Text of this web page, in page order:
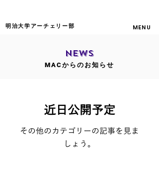
明治大学アーチェリー部 MENU
NEWS
MACからのお知らせ
近日公開予定
その他のカテゴリーの記事を見ま
しょう。